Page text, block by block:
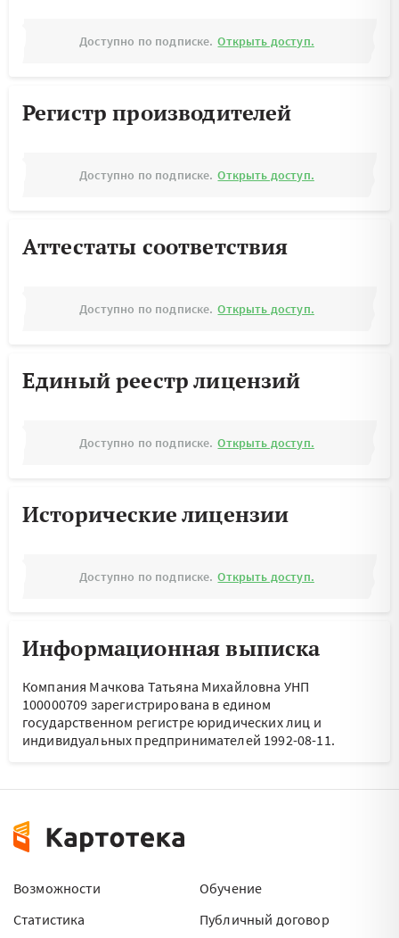
Доступно по подписке. Открыть доступ.
Регистр производителей
Доступно по подписке. Открыть доступ.
Аттестаты соответствия
Доступно по подписке. Открыть доступ.
Единый реестр лицензий
Доступно по подписке. Открыть доступ.
Исторические лицензии
Доступно по подписке. Открыть доступ.
Информационная выписка
Компания Мачкова Татьяна Михайловна УНП
100000709 зарегистрирована в едином
государственном регистре юридических лиц и
индивидуальных предпринимателей 1992-08-11.
Возможности
Статистика
Обучение
Публичный договор